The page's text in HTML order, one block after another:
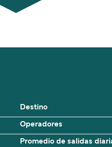
Destino
Operadores
Promedio de salidas